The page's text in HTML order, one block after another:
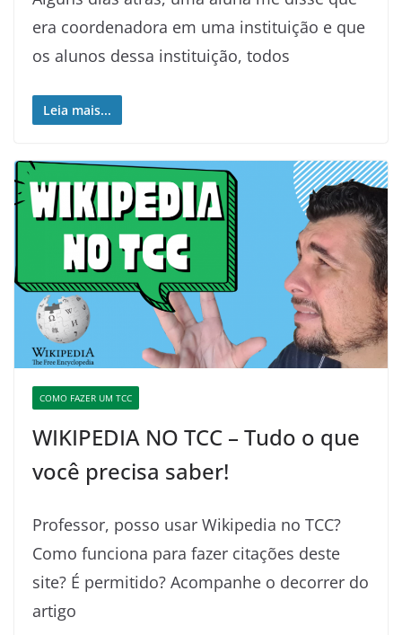
era coordenadora em uma instituição e que
os alunos dessa instituição, todos
Leia mais...
COMO FAZER UM TCC
WIKIPEDIA NO TCC – Tudo o que
você precisa saber!
Professor, posso usar Wikipedia no TCC?
Como funciona para fazer citações deste
site? É permitido? Acompanhe o decorrer do
artigo